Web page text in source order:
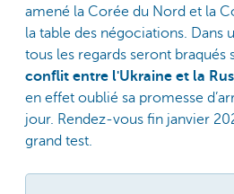
amené la Corée du Nord et la
la table des négociations. Dans
tous les regards seront braqués
conflit entre l'Ukraine et la
en effet oublié sa promesse
jour. Rendez-vous fin janvier
grand test.